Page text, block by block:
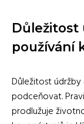
Důležitost
používání
Důležitost
podceňovat.
prodlužuje